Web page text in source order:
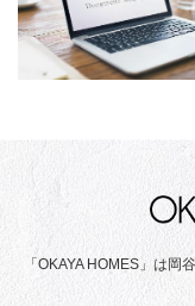
「OKAYA HOMES」は